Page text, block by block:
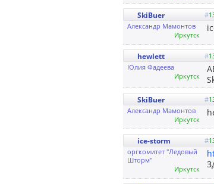
SkiBuer #
Александр Мамонтов
Иркутск
hewlett #
Юлия Фадеева
Иркутск
SkiBuer #
Александр Мамонтов
Иркутск
ice-storm #
оргкомитет "Ледовый
Шторм"
Иркутск